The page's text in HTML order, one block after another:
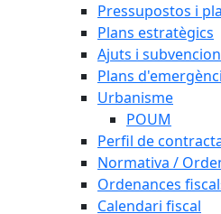
Pressupostos i
Plans estratègics
Ajuts i
Plans
Urbanisme
POUM
Perfil de
Normativa /
Ordenances
Calendari fiscal